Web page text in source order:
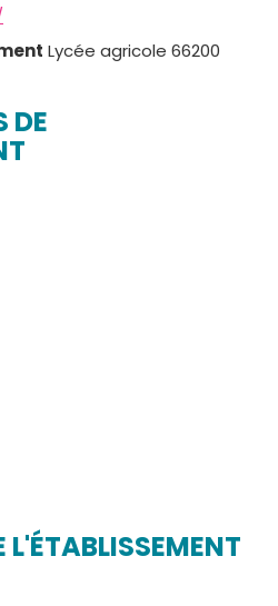
Lycée agricole 66200
DE
L'ÉTABLISSEMENT